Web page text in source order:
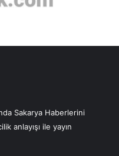
Sakarya Haberlerini
anlayışı ile yayın